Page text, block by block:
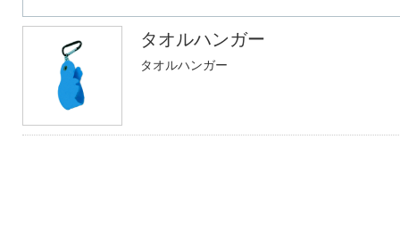
タオルハンガー
タオルハンガー